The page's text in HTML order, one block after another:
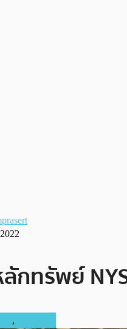
กทรัพย์
,